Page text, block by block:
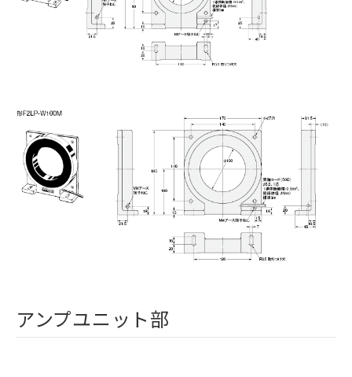
アンプユニット部